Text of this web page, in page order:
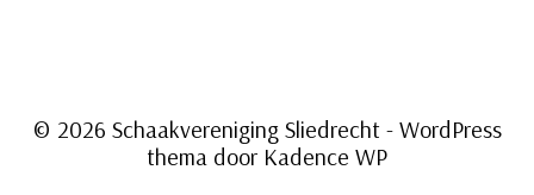
© 2026 Schaakvereniging Sliedrecht - WordPress
thema door Kadence WP